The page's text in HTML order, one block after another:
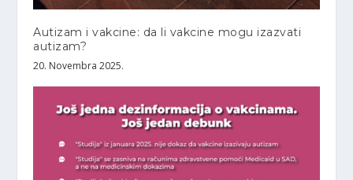
Autizam i vakcine: da li vakcine mogu izazvati
autizam?
20. Novembra 2025.